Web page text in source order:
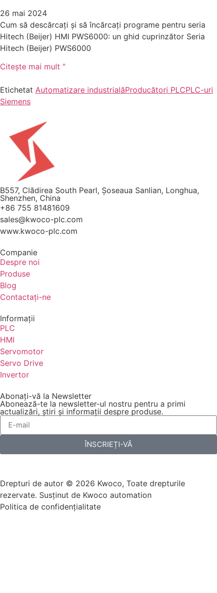
26 mai 2024
Cum să descărcați și să încărcați programe pentru seria
Hitech (Beijer) HMI PWS6000: un ghid cuprinzător Seria
Hitech (Beijer) PWS6000
Citeşte mai mult "
Etichetat Automatizare industrialăProducători PLCPLC-uri
Siemens
B557, Clădirea South Pearl, Șoseaua Sanlian, Longhua,
Shenzhen, China
+86 755 81481609
sales@kwoco-plc.com
www.kwoco-plc.com
Companie
Despre noi
Produse
Blog
Contactaţi-ne
Informaţii
PLC
HMI
Servomotor
Servo Drive
Invertor
Abonați-vă la Newsletter
Abonează-te la newsletter-ul nostru pentru a primi
actualizări, știri și informații despre produse.
ÎNSCRIEȚI-VĂ
Drepturi de autor © 2026 Kwoco, Toate drepturile
rezervate. Susținut de Kwoco automation
Politica de confidențialitate